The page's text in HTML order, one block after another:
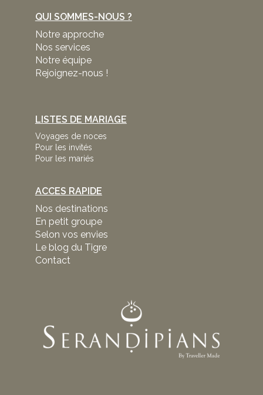
QUI SOMMES-NOUS ?
Notre approche
Nos services
Notre équipe
Rejoignez-nous !
LISTES DE MARIAGE
Voyages de noces
Pour les invités
Pour les mariés
ACCES RAPIDE
Nos destinations
En petit groupe
Selon vos envies
Le blog du Tigre
Contact